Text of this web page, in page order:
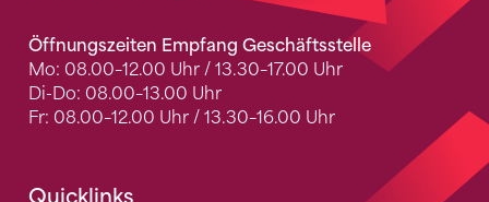
Öffnungszeiten Empfang Geschäftsstelle
Mo: 08.00–12.00 Uhr / 13.30–17.00 Uhr
Di-Do: 08.00–13.00 Uhr
Fr: 08.00–12.00 Uhr / 13.30–16.00 Uhr
Quicklinks